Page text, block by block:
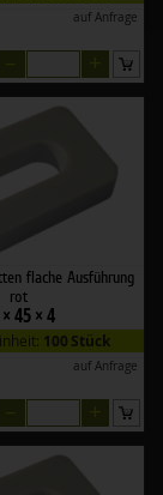
auf Anfrage
flache Ausführung
rot
45 × 4
100 Stück
auf Anfrage